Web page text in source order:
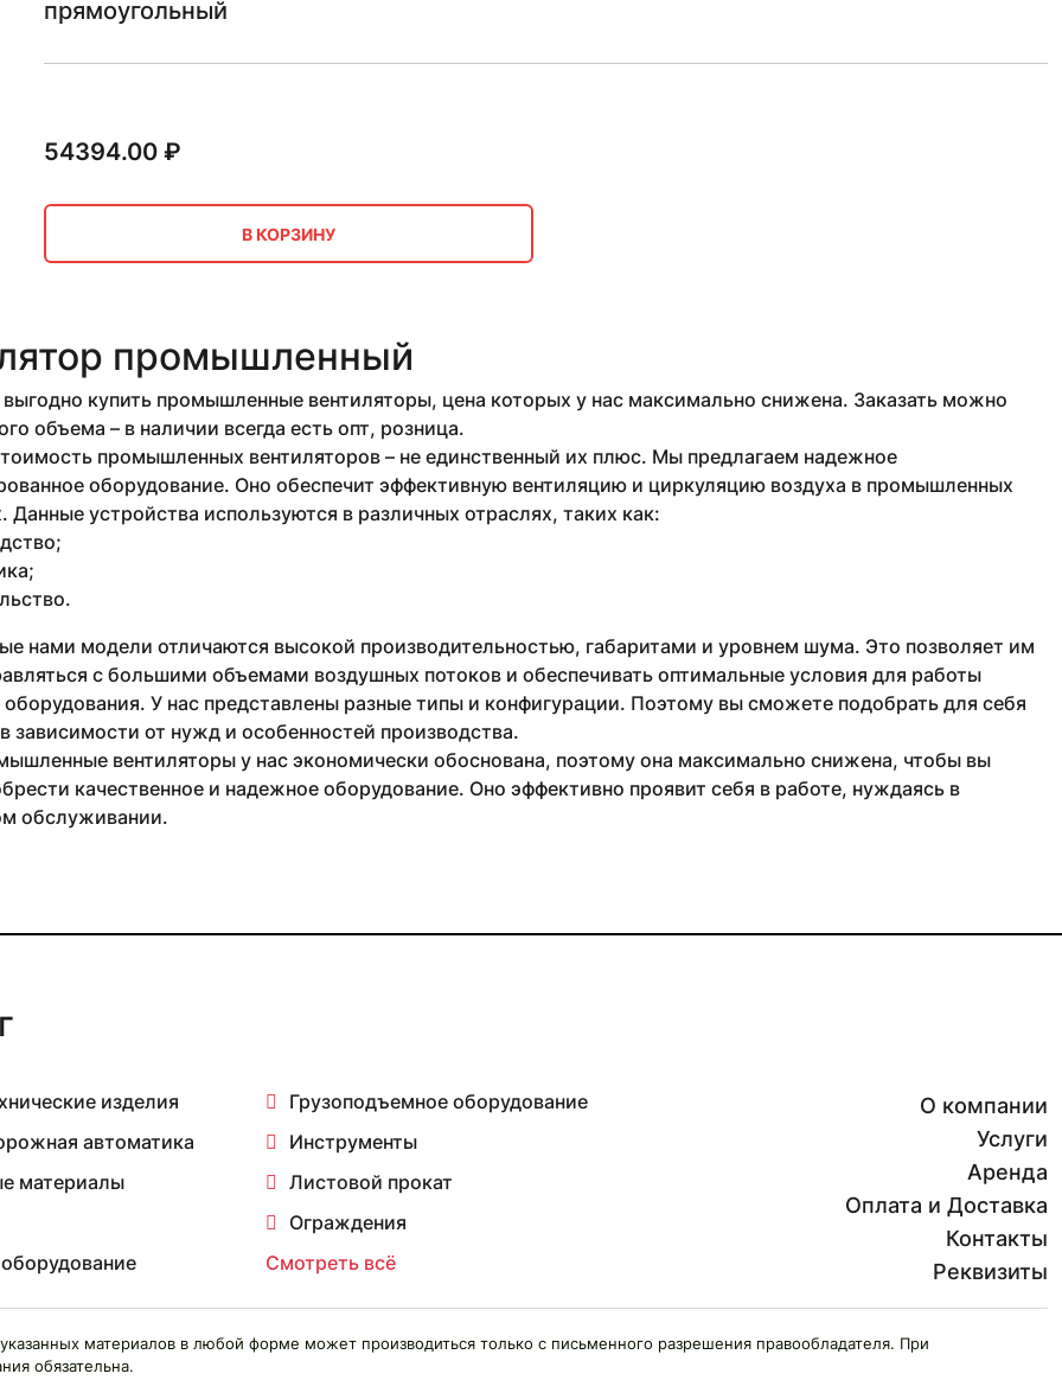
прямоугольный
54394.00₽
В КОРЗИНУ
промышленный
купить промышленные вентиляторы, цена которых у нас максимально снижена. Заказать можно
объема – в наличии всегда есть опт, розница.
промышленных вентиляторов – не единственный их плюс. Мы предлагаем надежное
оборудование. Оно обеспечит эффективную вентиляцию и циркуляцию воздуха в промышленных
Данные устройства используются в различных отраслях, таких как:
нами модели отличаются высокой производительностью, габаритами и уровнем шума. Это позволяет им
с большими объемами воздушных потоков и обеспечивать оптимальные условия для работы
оборудования. У нас представлены разные типы и конфигурации. Поэтому вы сможете подобрать для себя
зависимости от нужд и особенностей производства.
вентиляторы у нас экономически обоснована, поэтому она максимально снижена, чтобы вы
качественное и надежное оборудование. Оно эффективно проявит себя в работе, нуждаясь в
обслуживании.
изделия
Грузоподъемное оборудование
автоматика
Инструменты
материалы
Листовой прокат
Ограждения
Смотреть всё
О компании
Услуги
Аренда
Оплата и Доставка
Контакты
Реквизиты
материалов в любой форме может производиться только с письменного разрешения правообладателя. При
обязательна.